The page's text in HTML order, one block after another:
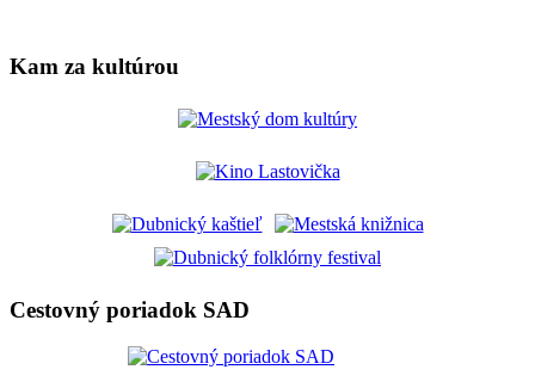
Kam za kultúrou
Cestovný poriadok SAD